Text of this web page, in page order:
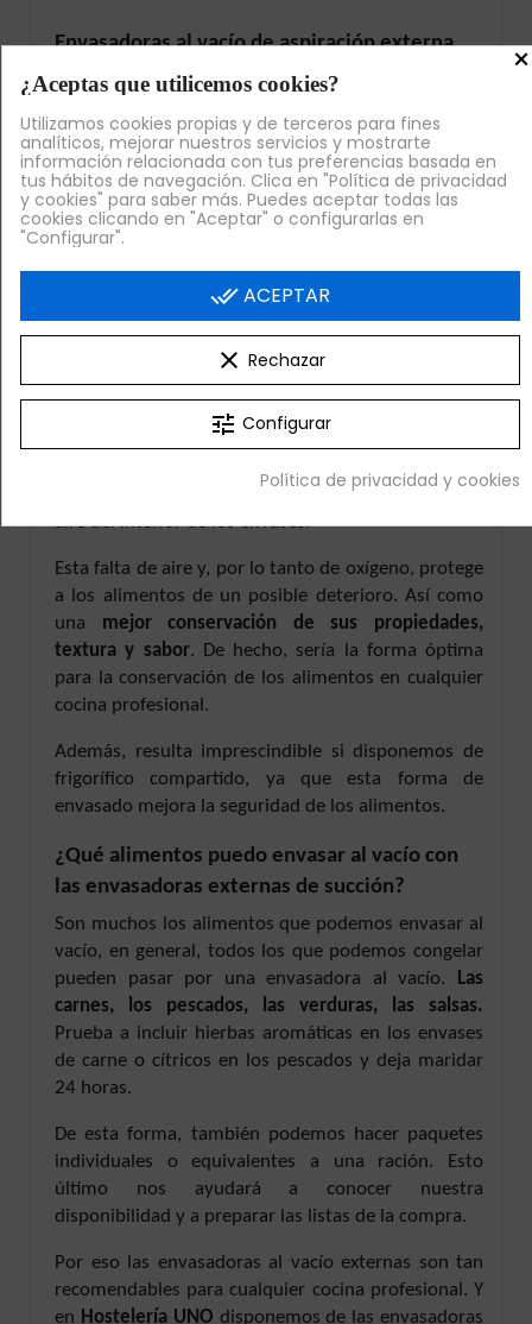
Envasadoras al vacío de aspiración externa
Las envasadoras al vacío de aspiración externa
sellarlas. De esta forma, estarán losalimentos listos
para refrigerar, congelar, maridar o cocinar a baja
temperatura. Una gran cantidad de opciones y
acabados que se derivan de un sencillo gesto.
casi imprescindible en cualquier cocina profesional
que se precie.
Envasadoras al vacío de succión para
hostelería profesional
Las envasadoras al vacío de succión para hostelería
aspiración o una succión suficiente para extraer el
aire del interior de los envases.
Esta falta de aire y, por lo tanto de oxígeno, protege
a los alimentos de un posible deterioro. Así como
una mejor conservación de sus propiedades,
textura y sabor. De hecho, sería la forma óptima
para la conservación de los alimentos en cualquier
cocina profesional.
Además, resulta imprescindible si disponemos de
frigorífico compartido, ya que esta forma de
envasado mejora la seguridad de los alimentos.
¿Qué alimentos puedo envasar al vacío con
las envasadoras externas de succión?
Son muchos los alimentos que podemos envasar al
vacío, en general, todos los que podemos congelar
pueden pasar por una envasadora al vacío.
Las
carnes, los pescados, las verduras, las salsas.
Prueba a incluir hierbas aromáticas en los envases
de carne o cítricos en los pescados y deja maridar
24 horas.
De esta forma, también podemos hacer paquetes
individuales o equivalentes a una ración. Esto
último nos ayudará a conocer nuestra
disponibilidad y a preparar las listas de la compra.
Por eso las envasadoras al vacío externas son tan
recomendables para cualquier cocina profesional. Y
en Hostelería UNO disponemos de las envasadoras
×
¿Aceptas que utilicemos cookies?
Utilizamos cookies propias y de terceros para fines
analíticos, mejorar nuestros servicios y mostrarte
información relacionada con tus preferencias basada en
tus hábitos de navegación. Clica en "Política de privacidad
y cookies" para saber más. Puedes aceptar todas las
cookies clicando en "Aceptar" o configurarlas en
"Configurar".
done_all ACEPTAR
clear Rechazar
tune Configurar
Política de privacidad y cookies